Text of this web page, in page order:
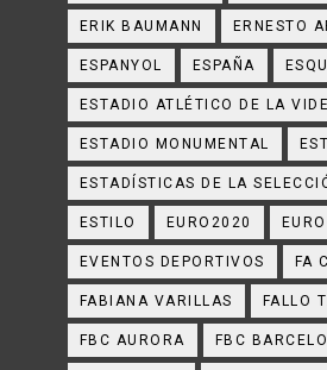
ERIK BAUMANN ERNESTO
ESPANYOL ESPAÑA ESQUÍ
ESTADIO ATLÉTICO DE LA
ESTADIO MONUMENTAL
ESTADÍSTICAS DE LA
ESTILO EURO2020
EVENTOS DEPORTIVOS FA
FABIANA VARILLAS FALLO
FBC AURORA FBC